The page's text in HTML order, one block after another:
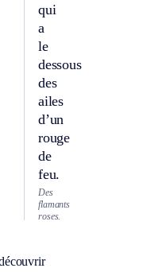
qui
a
le
dessous
des
ailes
d’un
rouge
de
feu.
Des
flamants
roses.